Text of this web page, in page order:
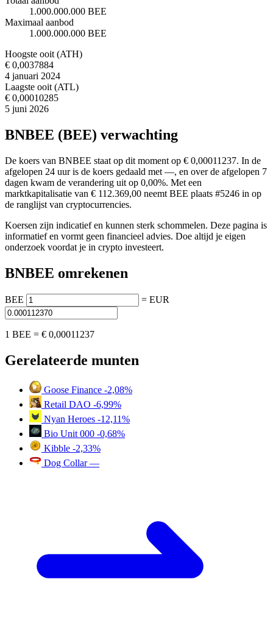
1.000.000.000 BEE
Maximaal aanbod
1.000.000.000 BEE
Hoogste ooit (ATH)
€ 0,0037884
4 januari 2024
Laagste ooit (ATL)
€ 0,00010285
5 juni 2026
BNBEE (BEE) verwachting
De koers van BNBEE staat op dit moment op € 0,00011237. In de
afgelopen 24 uur is de koers gedaald met —, en over de afgelopen 7
dagen kwam de verandering uit op 0,00%. Met een
marktkapitalisatie van € 112.369,00 neemt BEE plaats #5246 in op
de ranglijst van cryptocurrencies.
Koersen zijn indicatief en kunnen sterk schommelen. Deze pagina is
informatief en vormt geen financieel advies. Doe altijd je eigen
onderzoek voordat je in crypto investeert.
BNBEE omrekenen
BEE = EUR
1 BEE = € 0,00011237
Gerelateerde munten
Goose Finance -2,08%
Retail DAO -6,99%
Nyan Heroes -12,11%
Bio Unit 000 -0,68%
Kibble -2,33%
Dog Collar —